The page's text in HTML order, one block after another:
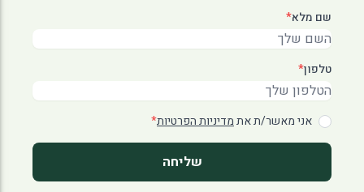
שם מלא*
טלפון*
אני מאשר/ת אתמדיניות הפרטיות*
שליחה